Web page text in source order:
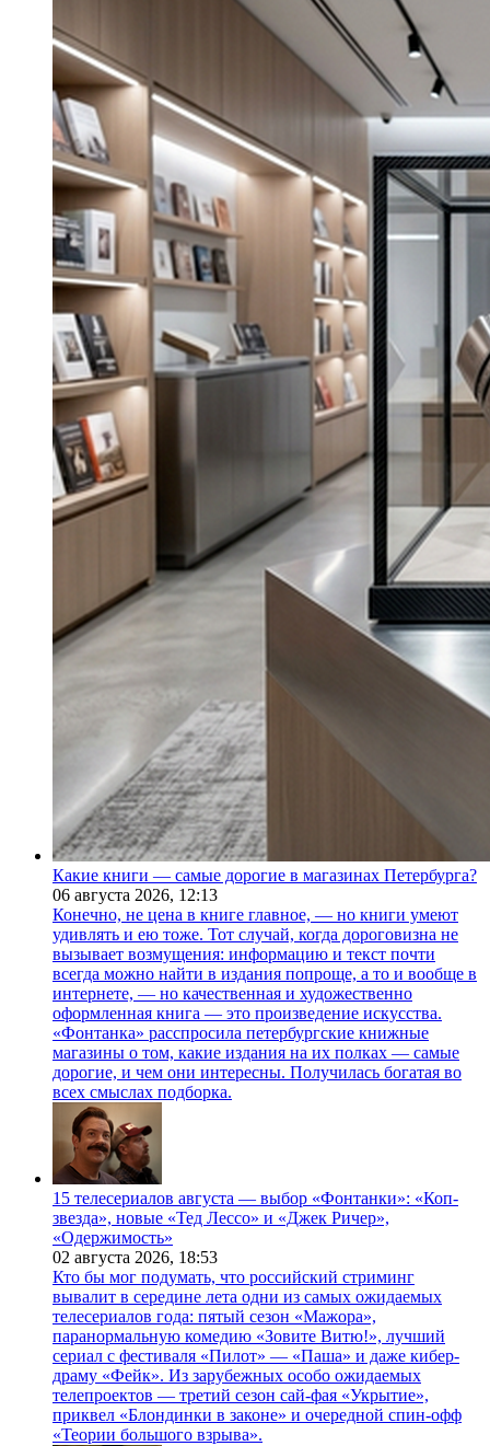
Какие книги — самые дорогие в магазинах Петербурга?
06 августа 2026, 12:13
Конечно, не цена в книге главное, — но книги умеют
удивлять и ею тоже. Тот случай, когда дороговизна не
вызывает возмущения: информацию и текст почти
всегда можно найти в издания попроще, а то и вообще в
интернете, — но качественная и художественно
оформленная книга — это произведение искусства.
«Фонтанка» расспросила петербургские книжные
магазины о том, какие издания на их полках — самые
дорогие, и чем они интересны. Получилась богатая во
всех смыслах подборка.
15 телесериалов августа — выбор «Фонтанки»: «Коп-
звезда», новые «Тед Лессо» и «Джек Ричер»,
«Одержимость»
02 августа 2026, 18:53
Кто бы мог подумать, что российский стриминг
вывалит в середине лета одни из самых ожидаемых
телесериалов года: пятый сезон «Мажора»,
паранормальную комедию «Зовите Витю!», лучший
сериал с фестиваля «Пилот» — «Паша» и даже кибер-
драму «Фейк». Из зарубежных особо ожидаемых
телепроектов — третий сезон сай-фая «Укрытие»,
приквел «Блондинки в законе» и очередной спин-офф
«Теории большого взрыва».